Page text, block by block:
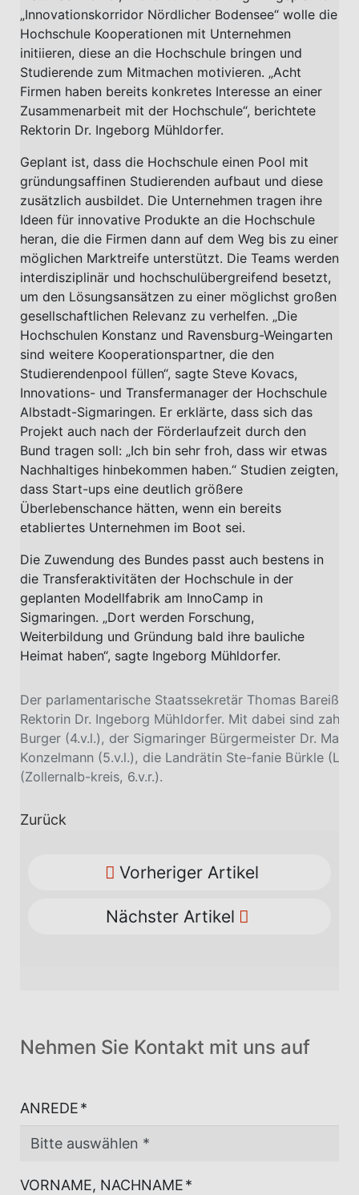
„Innovationskorridor Nördlicher Bodensee“ wolle die
Hochschule Kooperationen mit Unternehmen
initiieren, diese an die Hochschule bringen und
Studierende zum Mitmachen motivieren. „Acht
Firmen haben bereits konkretes Interesse an einer
Zusammenarbeit mit der Hochschule“, berichtete
Rektorin Dr. Ingeborg Mühldorfer.
Geplant ist, dass die Hochschule einen Pool mit
gründungsaffinen Studierenden aufbaut und diese
zusätzlich ausbildet. Die Unternehmen tragen ihre
Ideen für innovative Produkte an die Hochschule
heran, die die Firmen dann auf dem Weg bis zu einer
möglichen Marktreife unterstützt. Die Teams werden
interdisziplinär und hochschulübergreifend besetzt,
um den Lösungsansätzen zu einer möglichst großen
gesellschaftlichen Relevanz zu verhelfen. „Die
Hochschulen Konstanz und Ravensburg-Weingarten
sind weitere Kooperationspartner, die den
Studierendenpool füllen“, sagte Steve Kovacs,
Innovations- und Transfermanager der Hochschule
Albstadt-Sigmaringen. Er erklärte, dass sich das
Projekt auch nach der Förderlaufzeit durch den
Bund tragen soll: „Ich bin sehr froh, dass wir etwas
Nachhaltiges hinbekommen haben.“ Studien zeigten,
dass Start-ups eine deutlich größere
Überlebenschance hätten, wenn ein bereits
etabliertes Unternehmen im Boot sei.
Die Zuwendung des Bundes passt auch bestens in
die Transferaktivitäten der Hochschule in der
geplanten Modellfabrik am InnoCamp in
Sigmaringen. „Dort werden Forschung,
Weiterbildung und Gründung bald ihre bauliche
Heimat haben“, sagte Ingeborg Mühldorfer.
Der parlamentarische Staatssekretär Thomas Bareiß
Rektorin Dr. Ingeborg Mühldorfer. Mit dabei sind
Burger (4.v.l.), der Sigmaringer Bürgermeister Dr.
Konzelmann (5.v.l.), die Landrätin Ste-fanie Bürkle
(Zollernalb-kreis, 6.v.r.).
Zurück
Vorheriger Artikel
Nächster Artikel
Nehmen Sie Kontakt mit uns auf
ANREDE*
VORNAME, NACHNAME*